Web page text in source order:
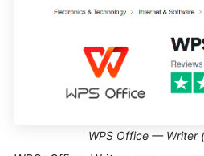
WPS Office — Writer